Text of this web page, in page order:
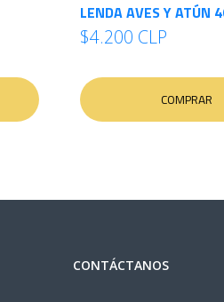
LENDA AVES Y ATÚN
$4.200 CLP
COMPRAR
CONTÁCTANOS